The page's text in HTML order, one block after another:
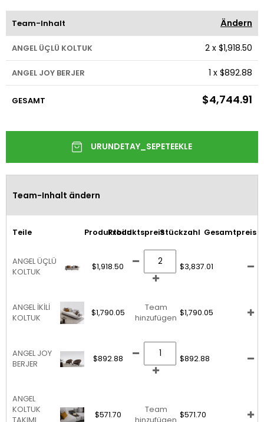
Team-Inhalt Ändern
ANGEL ÜÇLÜ KOLTUK 2 x $1,918.50
ANGEL JOY BERJER 1 x $892.88
GESAMT $4,744.91
Team-Inhalt ändern
Teile ProduktbildProduktspreisStückzahl Gesamtpreis
ANGEL ÜÇLÜ
KOLTUK
$1,918.50 $3,837.01
ANGEL İKİLİ
KOLTUK
$1,790.05
Team
hinzufügen
$1,790.05
ANGEL JOY
BERJER
$892.88 $892.88
ANGEL
KOLTUK
TAKIMI
$571.70
Team
hinzufügen
$571.70